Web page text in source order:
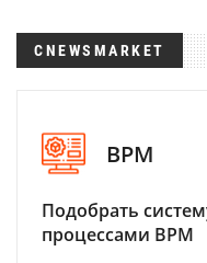
CNEWSMARKET
BPM
Подобрать
процессами BPM